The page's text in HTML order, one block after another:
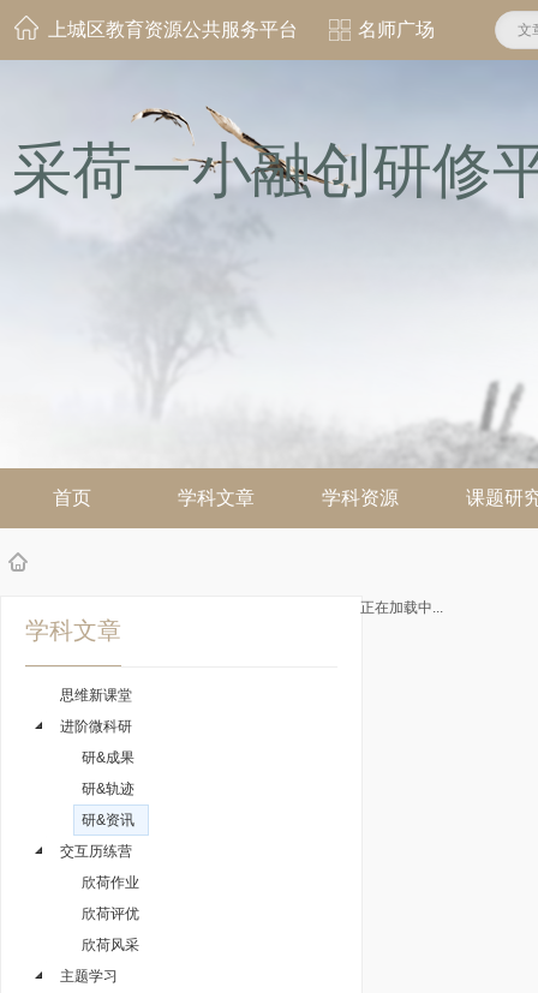
上城区教育资源公共服务平台 名师广场 文
采荷一小融创研修
首页 学科文章 学科资源 课题研
学科文章
思维新课堂
进阶微科研
研&成果
研&轨迹
研&资讯
交互历练营
欣荷作业
欣荷评优
欣荷风采
主题学习
正在加载中...